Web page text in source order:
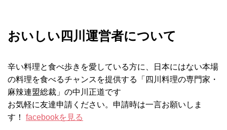
おいしい四川運営者について
辛い料理と食べ歩きを愛している方に、日本にはない本場
の料理を食べるチャンスを提供する「四川料理の専門家・
麻辣連盟総裁」の中川正道です
お気軽に友達申請ください。申請時は一言お願いしま
す！ facebookを見る